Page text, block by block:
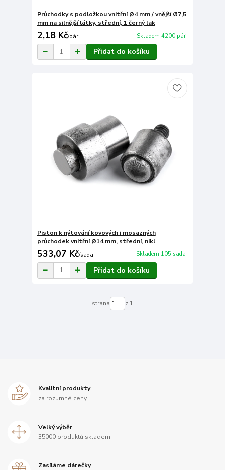
Průchodky s podložkou vnitřní Ø4 mm / vnější Ø7,5
mm na silnější látky, střední, 1 černý lak
2,18 Kč/pár Skladem 4200 pár
Přidat do košíku
Piston k nýtování kovových i mosazných
průchodek vnitřní Ø14 mm, střední, nikl
533,07 Kč/sada Skladem 105 sada
Přidat do košíku
strana z 1
Kvalitní produkty
za rozumné ceny
Velký výběr
35000 produktů skladem
Zasíláme dárečky